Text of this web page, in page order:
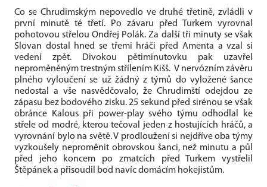
Co se Chrudimským nepovedlo ve druhé třetině, zvládli v
první minutě té třetí. Po závaru před Turkem vyrovnal
pohotovou střelou Ondřej Polák. Za další tři minuty se však
Slovan dostal hned se třemi hráči před Amenta a vzal si
vedení zpět. Divokou pětiminutovku pak uzavřel
neproměněným trestným střílením Kišš. V nervózním závěru
plného vyloučení se už žádný z týmů do vyložené šance
nedostal a vše nasvědčovalo, že Chrudimští odejdou ze
zápasu bez bodového zisku. 25 sekund před sirénou se však
obránce Kalous při power-play svého týmu odhodlal ke
střele od modré, kterou tečoval jeden z hostujících hráčů, a
vyrovnání bylo na světě. V prodloužení si nejdříve oba týmy
vyzkoušely neproměnit obrovskou šanci, než minutu a půl
před jeho koncem po zmatcích před Turkem vystřelil
Štěpánek a přisoudil bod navíc domácím hokejistům.